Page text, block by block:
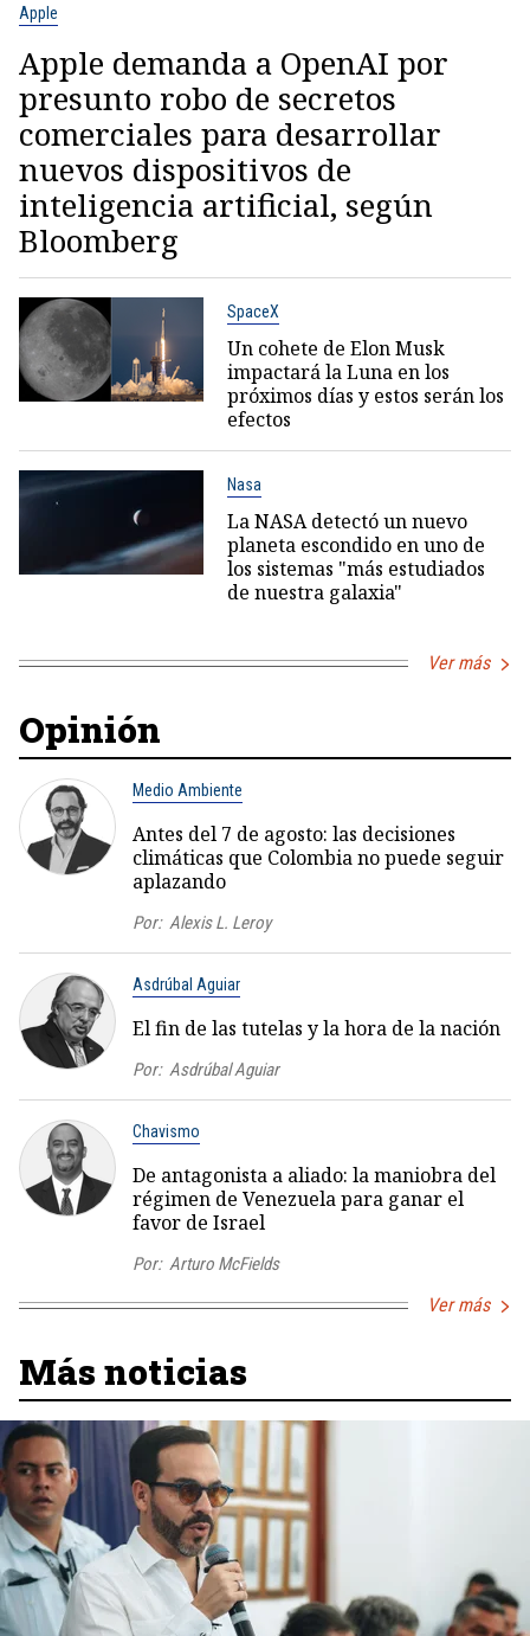
Apple
Apple demanda a OpenAI por
presunto robo de secretos
comerciales para desarrollar
nuevos dispositivos de
inteligencia artificial, según
Bloomberg
SpaceX
Un cohete de Elon Musk
impactará la Luna en los
próximos días y estos serán los
efectos
Nasa
La NASA detectó un nuevo
planeta escondido en uno de
los sistemas "más estudiados
de nuestra galaxia"
Ver más
Opinión
Medio Ambiente
Antes del 7 de agosto: las decisiones
climáticas que Colombia no puede seguir
aplazando
Por: Alexis L. Leroy
Asdrúbal Aguiar
El fin de las tutelas y la hora de la nación
Por: Asdrúbal Aguiar
Chavismo
De antagonista a aliado: la maniobra del
régimen de Venezuela para ganar el
favor de Israel
Por: Arturo McFields
Ver más
Más noticias